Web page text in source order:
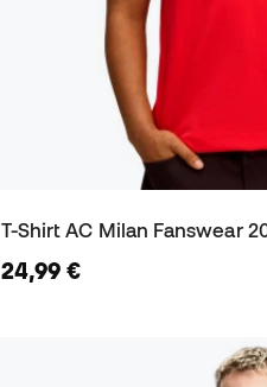
T-Shirt AC Milan Fanswear
24,99 €